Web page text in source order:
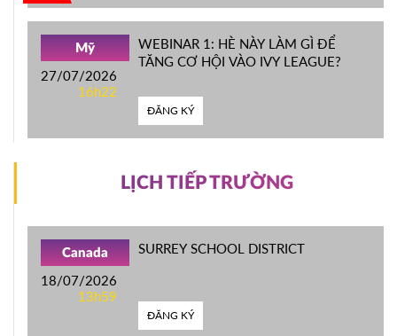
Mỹ
27/07/2026
16h22
WEBINAR 1: HÈ NÀY LÀM GÌ ĐỂ
TĂNG CƠ HỘI VÀO IVY LEAGUE?
ĐĂNG KÝ
LỊCH TIẾP TRƯỜNG
Canada
18/07/2026
13h59
SURREY SCHOOL DISTRICT
ĐĂNG KÝ